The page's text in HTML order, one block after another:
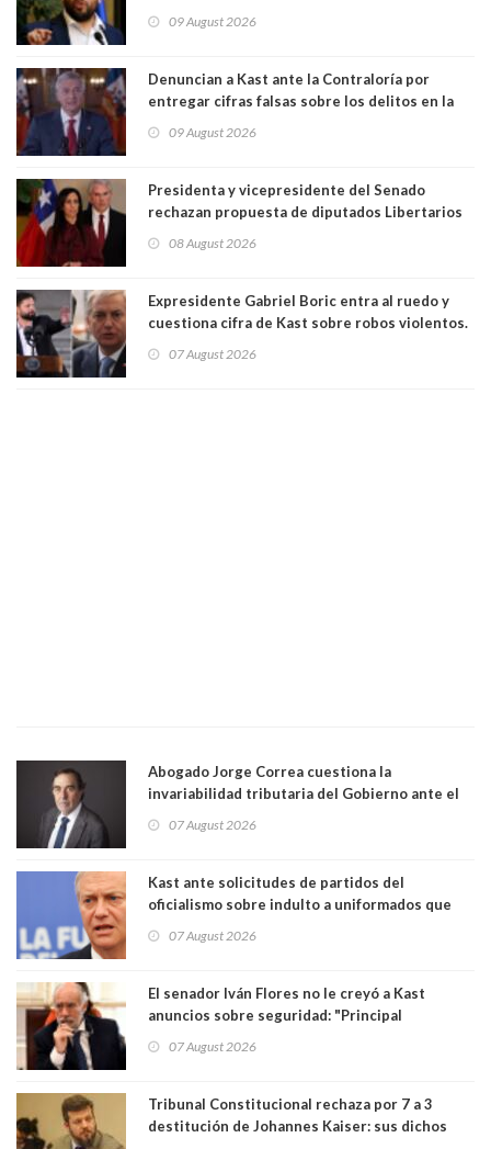
a favor de la oposición, sería una victoria de la
09 August 2026
Denuncian a Kast ante la Contraloría por
entregar cifras falsas sobre los delitos en la
09 August 2026
Presidenta y vicepresidente del Senado
rechazan propuesta de diputados Libertarios
"Constituye un camino equivocado"
08 August 2026
Expresidente Gabriel Boric entra al ruedo y
cuestiona cifra de Kast sobre robos violentos.
07 August 2026
Abogado Jorge Correa cuestiona la
invariabilidad tributaria del Gobierno ante el
democracia” y "defendemos la alternancia en el
07 August 2026
Kast ante solicitudes de partidos del
oficialismo sobre indulto a uniformados que
07 August 2026
El senador Iván Flores no le creyó a Kast
anuncios sobre seguridad: "Principal
perseguir ruta del dinero y levantar secreto
07 August 2026
Tribunal Constitucional rechaza por 7 a 3
destitución de Johannes Kaiser: sus dichos